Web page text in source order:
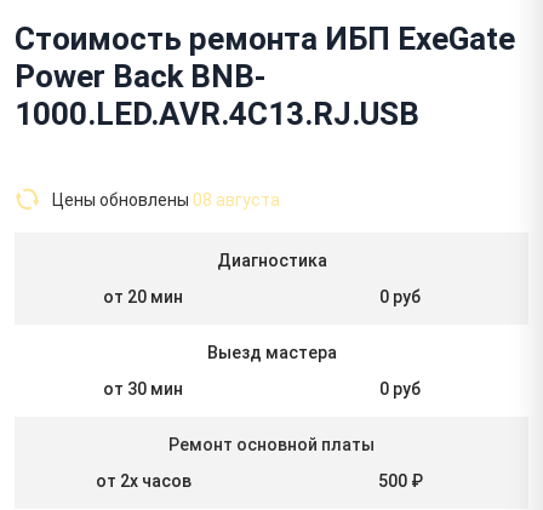
Стоимость ремонта ИБП ExeGate
Power Back BNB-
1000.LED.AVR.4C13.RJ.USB
Цены обновлены 08 августа
Диагностика
от 20 мин
0 руб
Выезд мастера
от 30 мин
0 руб
Ремонт основной платы
от 2х часов
500 ₽